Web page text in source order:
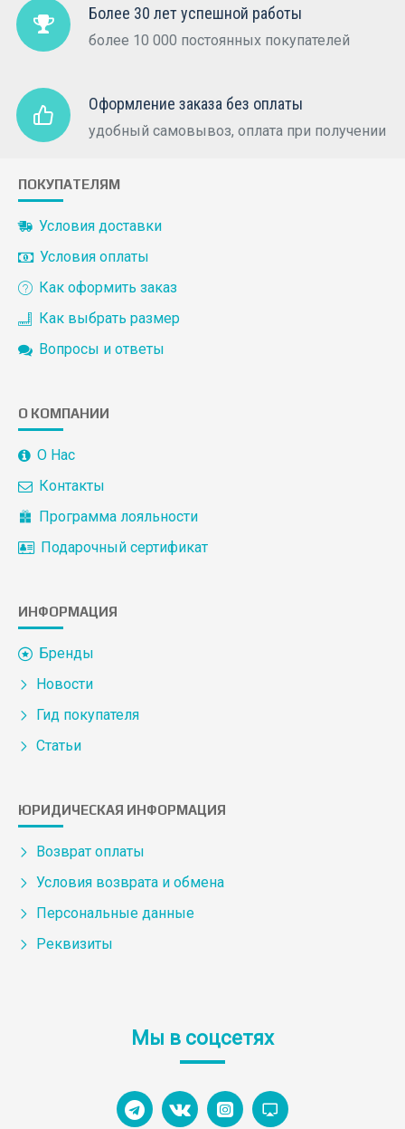
Более 30 лет успешной работы
более 10 000 постоянных покупателей
Оформление заказа без оплаты
удобный самовывоз, оплата при получении
ПОКУПАТЕЛЯМ
Условия доставки
Условия оплаты
Как оформить заказ
Как выбрать размер
Вопросы и ответы
О КОМПАНИИ
О Нас
Контакты
Программа лояльности
Подарочный сертификат
ИНФОРМАЦИЯ
Бренды
Новости
Гид покупателя
Статьи
ЮРИДИЧЕСКАЯ ИНФОРМАЦИЯ
Возврат оплаты
Условия возврата и обмена
Персональные данные
Реквизиты
Мы в соцсетях